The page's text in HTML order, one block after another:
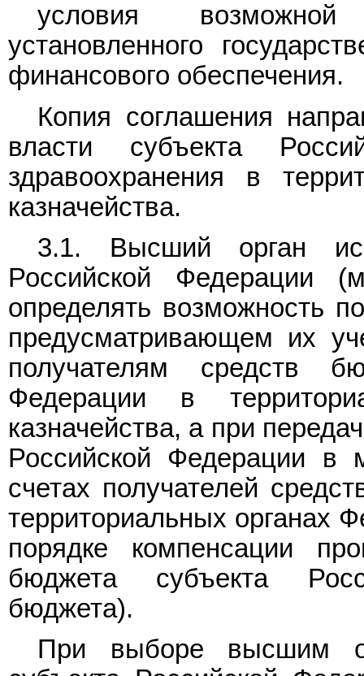
условия возможной
установленного
финансового обеспечения.
Копия соглашения
власти субъекта
здравоохранения в
казначейства.
3.1. Высший орган
Российской Федерации
определять возможность
предусматривающем их
получателям средств
Федерации в
казначейства, а при
Российской Федерации
счетах получателей
территориальных органах
порядке компенсации
бюджета субъекта
бюджета).
При выборе высшим